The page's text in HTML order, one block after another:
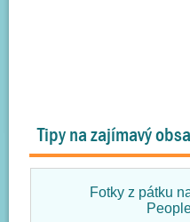
Tipy na zajímavý
Fotky z pátku